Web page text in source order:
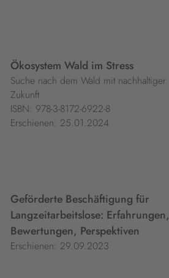
Ökosystem Wald im Stress
Suche nach dem Wald mit nachhaltiger
Zukunft
ISBN: 978-3-8172-6922-8
Erschienen: 25.01.2024
Geförderte Beschäftigung für
Langzeitarbeitslose: Erfahrungen,
Bewertungen, Perspektiven
Erschienen: 29.09.2023